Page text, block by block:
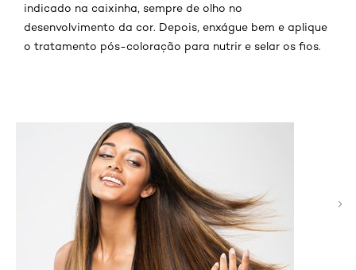
indicado na caixinha, sempre de olho no
desenvolvimento da cor. Depois, enxágue bem e aplique
o tratamento pós-coloração para nutrir e selar os fios.